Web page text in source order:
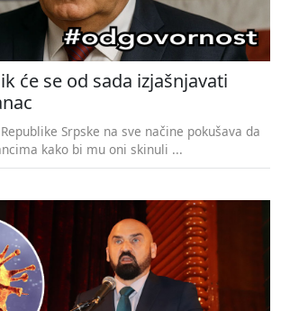
će se od sada izjašnjavati
Srpske na sve načine pokušava da
kako bi mu oni skinuli ...